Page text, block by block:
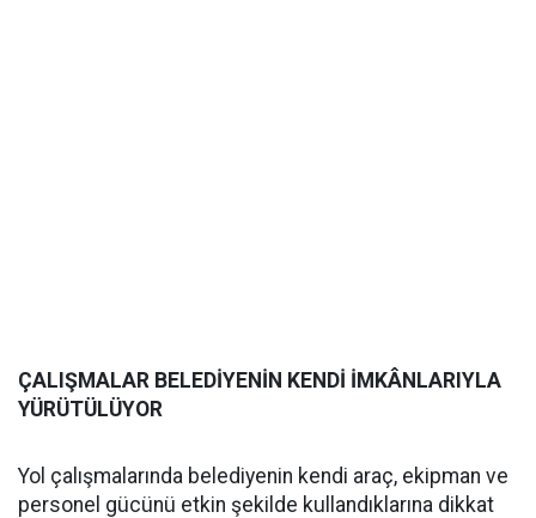
ÇALIŞMALAR BELEDİYENİN KENDİ İMKÂNLARIYLA
YÜRÜTÜLÜYOR
Yol çalışmalarında belediyenin kendi araç, ekipman ve
personel gücünü etkin şekilde kullandıklarına dikkat